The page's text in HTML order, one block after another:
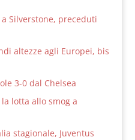
Silverstone, preceduti
altezze agli Europei, bis
3-0 dal Chelsea
lotta allo smog a
stagionale, Juventus